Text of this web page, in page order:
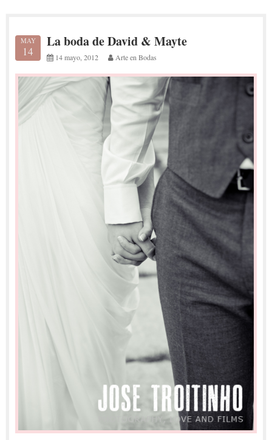
MAY
14
La boda de David & Mayte
14 mayo, 2012 Arte en Bodas